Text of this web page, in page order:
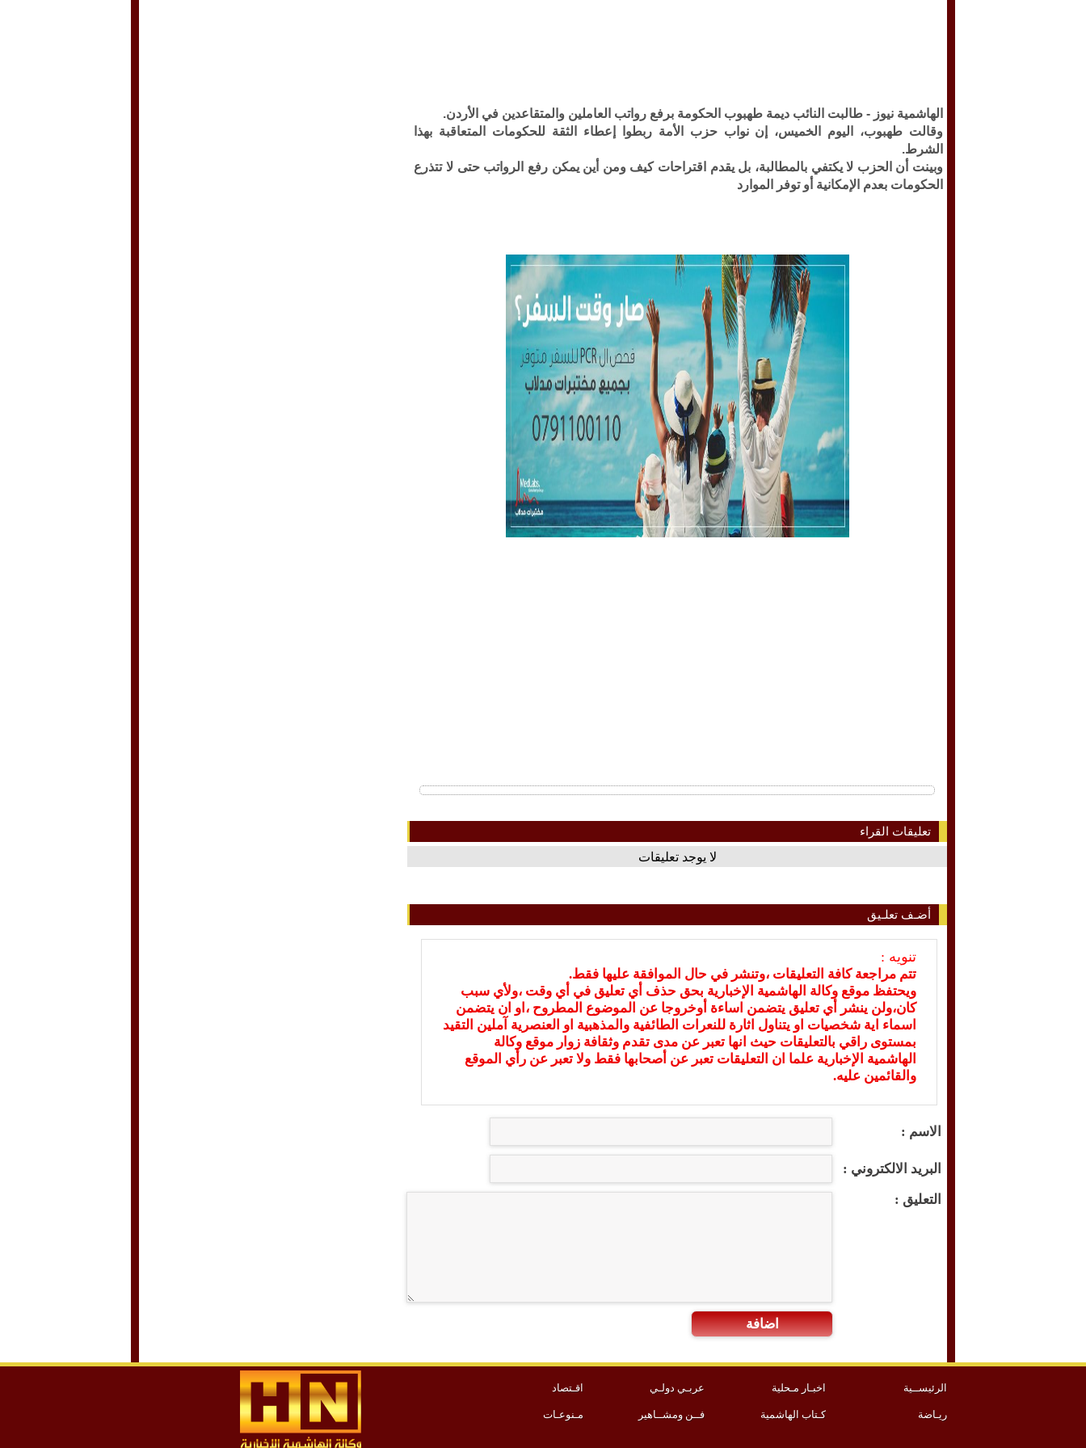
الهاشمية نيوز - طالبت النائب ديمة طهبوب الحكومة برفع رواتب العاملين والمتقاعدين في الأردن.
وقالت طهبوب، اليوم الخميس، إن نواب حزب الأمة ربطوا إعطاء الثقة للحكومات المتعاقبة بهذا
الشرط.
وبينت أن الحزب لا يكتفي بالمطالبة، بل يقدم اقتراحات كيف ومن أين يمكن رفع الرواتب حتى لا تتذرع
الحكومات بعدم الإمكانية أو توفر الموارد
تعليقات القراء
لا يوجد تعليقات
أضـف تعلـيق
تنويه :
تتم مراجعة كافة التعليقات ،وتنشر في حال الموافقة عليها فقط.
ويحتفظ موقع وكالة الهاشمية الإخبارية بحق حذف أي تعليق في أي وقت ،ولأي سبب
كان،ولن ينشر أي تعليق يتضمن اساءة أوخروجا عن الموضوع المطروح ،او ان يتضمن
اسماء اية شخصيات او يتناول اثارة للنعرات الطائفية والمذهبية او العنصرية آملين التقيد
بمستوى راقي بالتعليقات حيث انها تعبر عن مدى تقدم وثقافة زوار موقع وكالة
الهاشمية الإخبارية علما ان التعليقات تعبر عن أصحابها فقط ولا تعبر عن رأي الموقع
والقائمين عليه.
الاسم :
البريد الالكتروني :
التعليق :
اضافة
الرئيســية اخبـار مـحلية عربـي دولـي اقـتصاد
ريـاضة كـتاب الهاشمية فــن ومشــاهير مـنوعـات